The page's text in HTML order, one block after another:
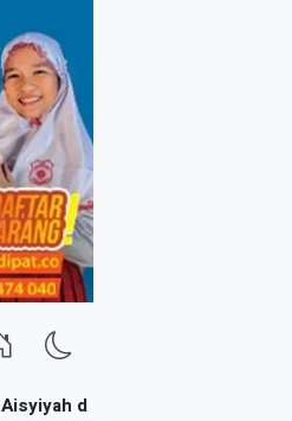
Aisyiyah dan NA